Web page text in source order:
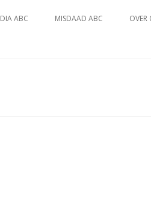
ABC MISDAAD ABC OVER